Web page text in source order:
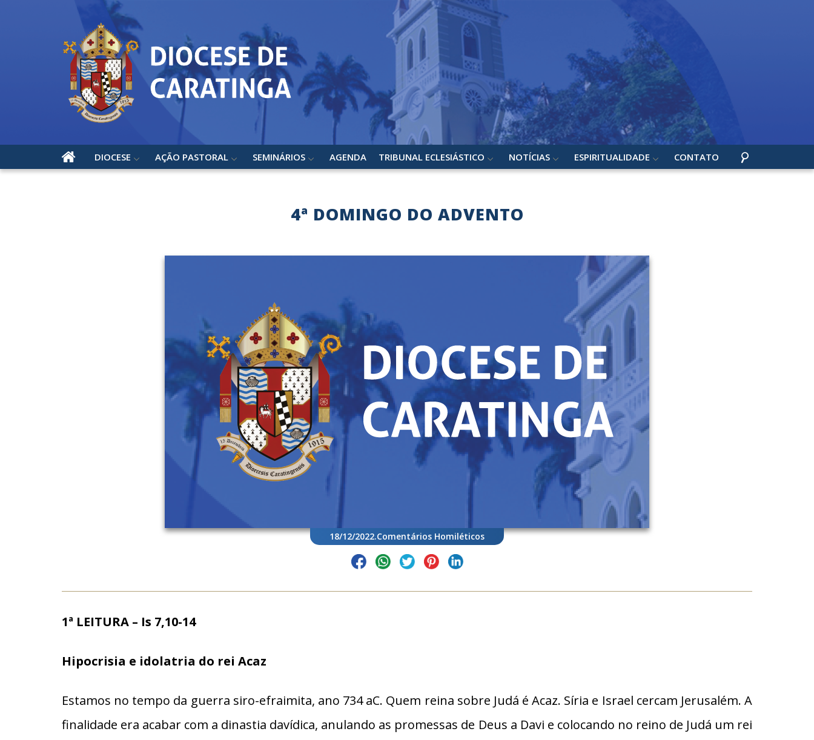
DIOCESE AÇÃO PASTORAL SEMINÁRIOS AGENDA TRIBUNAL ECLESIÁSTICO NOTÍCIAS ESPIRITUALIDADE CONTATO
4ª DOMINGO DO ADVENTO
18/12/2022.Comentários Homiléticos
1ª LEITURA – Is 7,10-14
Hipocrisia e idolatria do rei Acaz
Estamos no tempo da guerra siro-efraimita, ano 734 aC. Quem reina sobre Judá é Acaz. Síria e Israel cercam Jerusalém. A
finalidade era acabar com a dinastia davídica, anulando as promessas de Deus a Davi e colocando no reino de Judá um rei